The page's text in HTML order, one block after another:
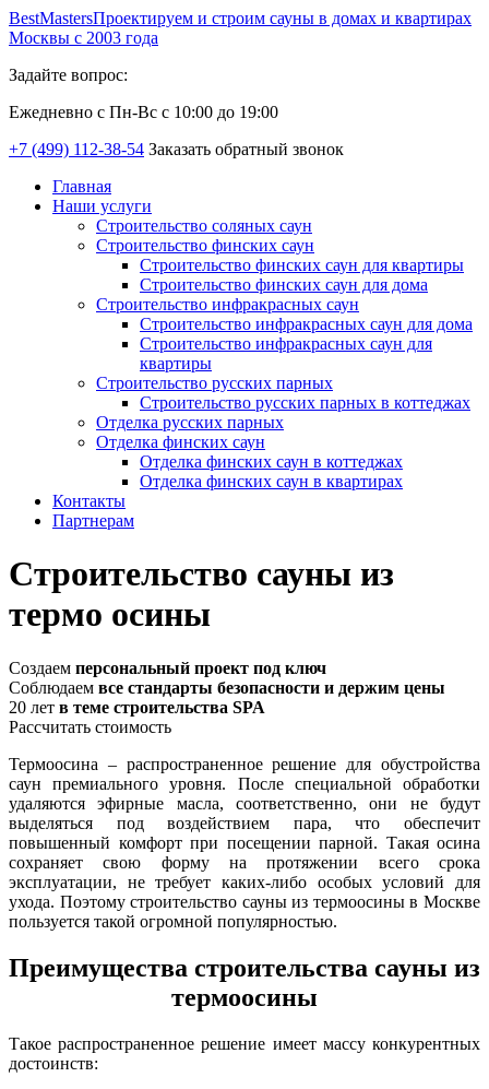
BestMastersПроектируем и строим сауны в домах и квартирах
Москвы с 2003 года
Задайте вопрос:
Ежедневно с Пн-Вс с 10:00 до 19:00
+7 (499) 112-38-54 Заказать обратный звонок
Главная
Наши услуги
Строительство соляных саун
Строительство финских саун
Строительство финских саун для квартиры
Строительство финских саун для дома
Строительство инфракрасных саун
Строительство инфракрасных саун для дома
Строительство инфракрасных саун для
квартиры
Строительство русских парных
Строительство русских парных в коттеджах
Отделка русских парных
Отделка финских саун
Отделка финских саун в коттеджах
Отделка финских саун в квартирах
Контакты
Партнерам
Строительство сауны из
термо осины
Создаем персональный проект под ключ
Соблюдаем все стандарты безопасности и держим цены
20 лет в теме строительства SPA
Рассчитать стоимость
Термоосина – распространенное решение для обустройства
саун премиального уровня. После специальной обработки
удаляются эфирные масла, соответственно, они не будут
выделяться под воздействием пара, что обеспечит
повышенный комфорт при посещении парной. Такая осина
сохраняет свою форму на протяжении всего срока
эксплуатации, не требует каких-либо особых условий для
ухода. Поэтому строительство сауны из термоосины в Москве
пользуется такой огромной популярностью.
Преимущества строительства сауны из
термоосины
Такое распространенное решение имеет массу конкурентных
достоинств: